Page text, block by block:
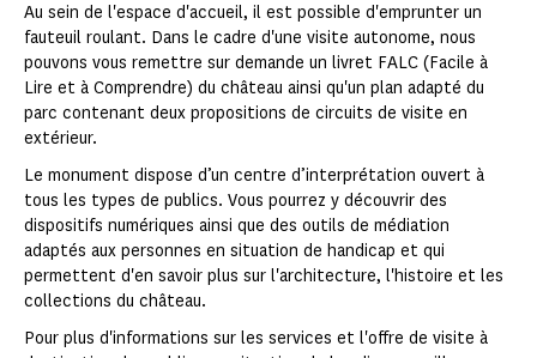
Au sein de l'espace d'accueil, il est possible d'emprunter un
fauteuil roulant. Dans le cadre d'une visite autonome, nous
pouvons vous remettre sur demande un livret FALC (Facile à
Lire et à Comprendre) du château ainsi qu'un plan adapté du
parc contenant deux propositions de circuits de visite en
extérieur.
Le monument dispose d’un centre d’interprétation ouvert à
tous les types de publics. Vous pourrez y découvrir des
dispositifs numériques ainsi que des outils de médiation
adaptés aux personnes en situation de handicap et qui
permettent d'en savoir plus sur l'architecture, l'histoire et les
collections du château.
Pour plus d'informations sur les services et l'offre de visite à